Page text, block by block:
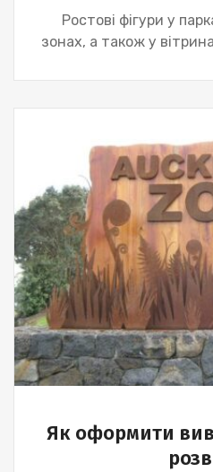
Ростові фігури у
зонах, а також у
Як оформити